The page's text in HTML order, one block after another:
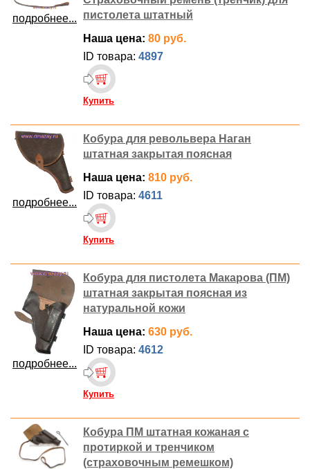
подробнее...
пистолета штатный
Наша цена: 80 руб.
ID товара: 4897
Купить
подробнее...
Кобура для револьвера Наган
штатная закрытая поясная
Наша цена: 810 руб.
ID товара: 4611
Купить
подробнее...
Кобура для пистолета Макарова (ПМ)
штатная закрытая поясная из
натуральной кожи
Наша цена: 630 руб.
ID товара: 4612
Купить
Кобура ПМ штатная кожаная с
протиркой и тренчиком
(страховочным ремешком)